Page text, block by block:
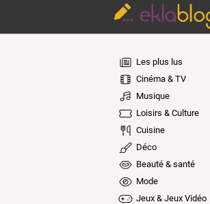
Les plus lus
Cinéma & TV
Musique
Loisirs & Culture
Cuisine
Déco
Beauté & santé
Mode
Jeux & Jeux Vidéo